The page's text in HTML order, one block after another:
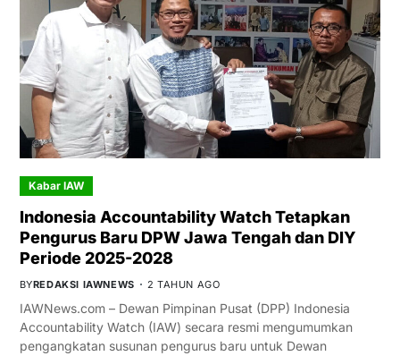
Kabar IAW
Indonesia Accountability Watch Tetapkan
Pengurus Baru DPW Jawa Tengah dan DIY
Periode 2025-2028
BYREDAKSI IAWNEWS 2 TAHUN AGO
IAWNews.com – Dewan Pimpinan Pusat (DPP) Indonesia
Accountability Watch (IAW) secara resmi mengumumkan
pengangkatan susunan pengurus baru untuk Dewan